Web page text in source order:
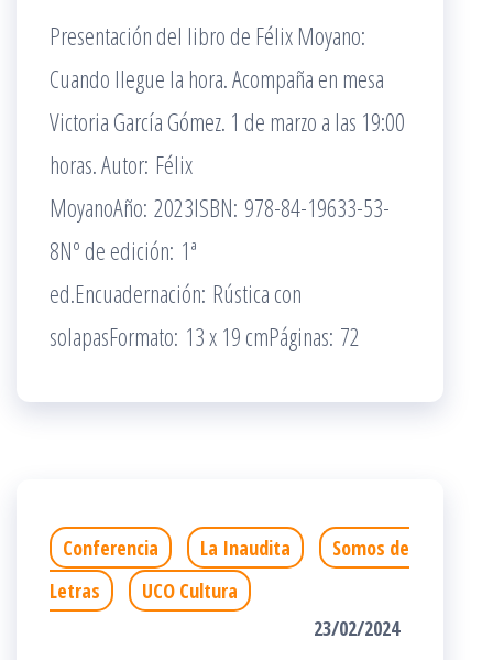
Presentación del libro de Félix Moyano:
Cuando llegue la hora. Acompaña en mesa
Victoria García Gómez. 1 de marzo a las 19:00
horas. Autor: Félix
MoyanoAño: 2023ISBN: 978-84-19633-53-
8Nº de edición: 1ª
ed.Encuadernación: Rústica con
solapasFormato: 13 x 19 cmPáginas: 72
Conferencia La Inaudita
Somos de
Letras
UCO Cultura
23/02/2024